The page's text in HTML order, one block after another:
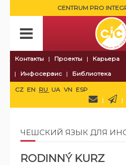
CENTRUM PRO
Контакты Проекты
Карьера
Инфосервис
Библиотека
CZ EN RU UA VN ESP
ЧЕШСКИЙ ЯЗЫК ДЛЯ
RODINNÝ KURZ